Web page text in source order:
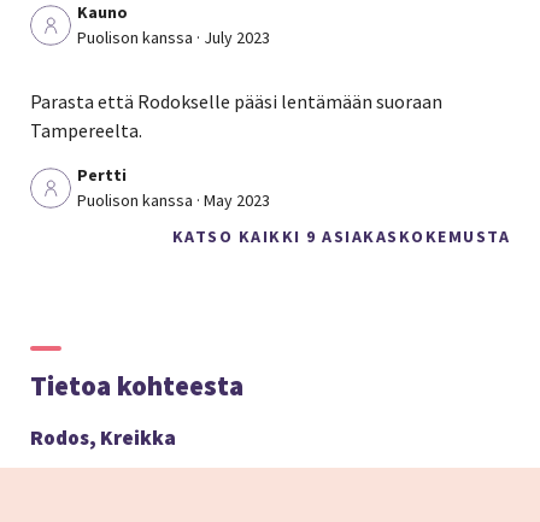
KATSO KAIKKI 9 ASIAKASKOKEMUSTA
Kauno
Puolison kanssa · July 2023
Parasta että Rodokselle pääsi lentämään suoraan
Tampereelta.
Pertti
Puolison kanssa · May 2023
Tietoa kohteesta
Rodos, Kreikka